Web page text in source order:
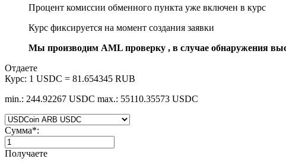
Процент комиссии обменного пункта уже включен в курс
Курс фиксируется на момент создания заявки
Мы производим AML проверку , в случае обнаружения
Отдаете
Курс: 1 USDC = 81.654345 RUB
min.: 244.92267 USDC max.: 55110.35573 USDC
Сумма*:
Получаете